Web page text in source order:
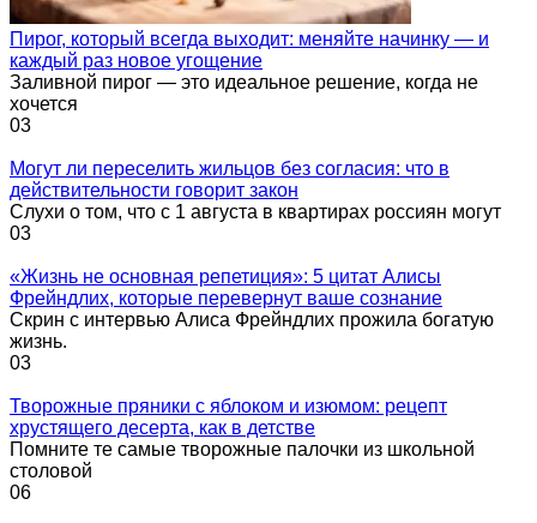
Пирог, который всегда выходит: меняйте начинку — и
каждый раз новое угощение
Заливной пирог — это идеальное решение, когда не
хочется
03
Могут ли переселить жильцов без согласия: что в
действительности говорит закон
Слухи о том, что с 1 августа в квартирах россиян могут
03
«Жизнь не основная репетиция»: 5 цитат Алисы
Фрейндлих, которые перевернут ваше сознание
Скрин с интервью Алиса Фрейндлих прожила богатую
жизнь.
03
Творожные пряники с яблоком и изюмом: рецепт
хрустящего десерта, как в детстве
Помните те самые творожные палочки из школьной
столовой
06